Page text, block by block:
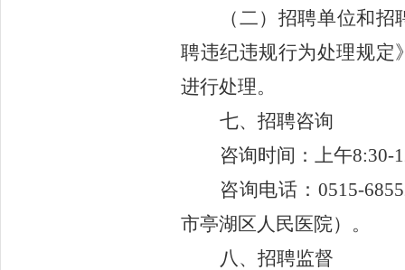
（二）招聘单位和
聘违纪违规行为处理规定
进行处理。
七、招聘咨询
咨询时间： 上午8:30-1
咨询电话 ： 0515-68
市亭湖区人民医院）。
八、 招聘监督